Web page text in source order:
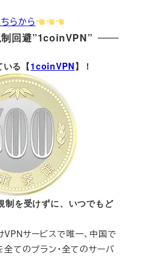
らから
回避”1coinVPN”
いる【1coinVPN】！
を受けずに、いつでもど
サービスで唯一、中国で
てのプラン・全てのサーバ